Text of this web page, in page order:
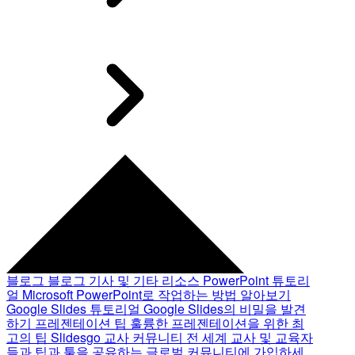
블로그 블로그 기사 및 기타 리소스 PowerPoint 튜토리
얼 Microsoft PowerPoint로 작업하는 방법 알아보기
Google Slides 튜토리얼 Google Slides의 비밀을 발견
하기 프레젠테이션 팁 훌륭한 프레젠테이션을 위한 최
고의 팁 Slidesgo 교사 커뮤니티 전 세계 교사 및 교육자